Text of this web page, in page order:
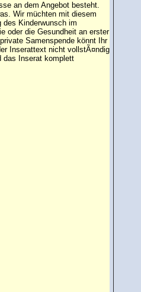
an dem Angebot besteht.
Wir müchten mit diesem
Kinderwunsch im
oder die Gesundheit an erster
Samenspende könnt Ihr
Inserattext nicht vollstÃ¤ndig
das Inserat komplett